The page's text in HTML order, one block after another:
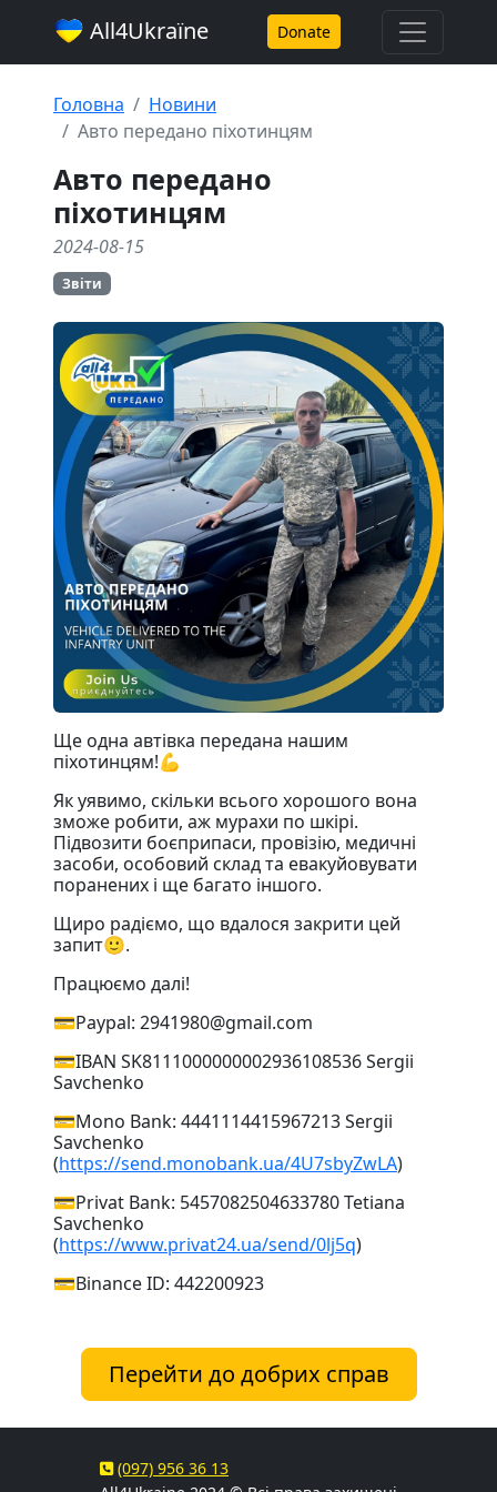
All4Ukraїne Donate
Головна
Новини
Авто передано піхотинцям
Авто передано
піхотинцям
2024-08-15
Звіти
Ще одна автівка передана нашим
піхотинцям!💪
Як уявимо, скільки всього хорошого вона
зможе робити, аж мурахи по шкірі.
Підвозити боєприпаси, провізію, медичні
засоби, особовий склад та евакуйовувати
поранених і ще багато іншого.
Щиро радіємо, що вдалося закрити цей
запит🙂.
Працюємо далі!
💳Paypal: 2941980@gmail.com
💳IBAN SK8111000000002936108536 Sergii
Savchenko
💳Mono Bank: 4441114415967213 Sergii
Savchenko
(https://send.monobank.ua/4U7sbyZwLA)
💳Privat Bank: 5457082504633780 Tetiana
Savchenko
(https://www.privat24.ua/send/0lj5q)
💳Binance ID: 442200923
Перейти до добрих справ
(097) 956 36 13